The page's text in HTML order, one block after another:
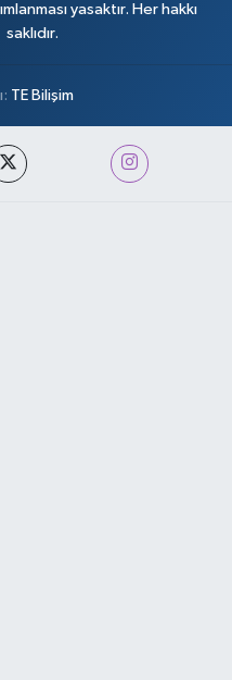
yasaktır. Her hakkı
saklıdır.
TE Bilişim